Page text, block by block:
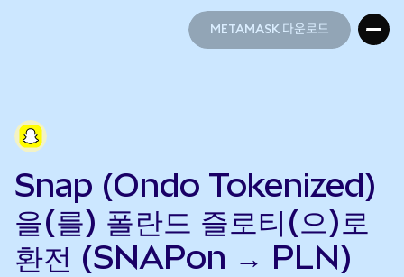
METAMASK 다운로드
Snap (Ondo Tokenized)
을(를) 폴란드 즐로티(으)로
환전 (SNAPon → PLN)